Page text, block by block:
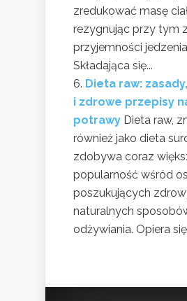
zredukować masę
rezygnując przy tym z
przyjemności
Składająca się...
Dieta raw:
i zdrowe przepisy
potrawy Dieta raw,
również jako dieta
zdobywa coraz
popularność wśród
poszukujących
naturalnych
odżywiania. Opiera się